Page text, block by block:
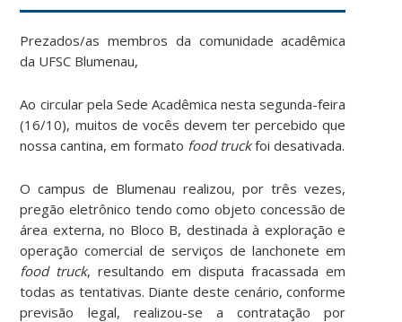
Prezados/as membros da comunidade acadêmica
da UFSC Blumenau,
Ao circular pela Sede Acadêmica nesta segunda-feira
(16/10), muitos de vocês devem ter percebido que
nossa cantina, em formato food truckfoi desativada.
O campus de Blumenau realizou, por três vezes,
pregão eletrônico tendo como objeto concessão de
área externa, no Bloco B, destinada à exploração e
operação comercial de serviços de lanchonete em
food truck, resultando em disputa fracassada em
todas as tentativas. Diante deste cenário, conforme
previsão legal, realizou-se a contratação por